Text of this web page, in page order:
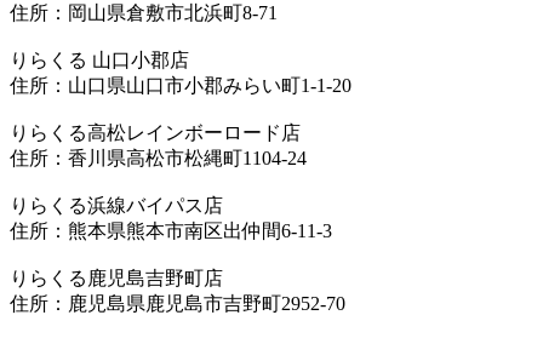
住所：岡山県倉敷市北浜町8-71
りらくる 山口小郡店
住所：山口県山口市小郡みらい町1-1-20
りらくる高松レインボーロード店
住所：香川県高松市松縄町1104-24
りらくる浜線バイパス店
住所：熊本県熊本市南区出仲間6-11-3
りらくる鹿児島吉野町店
住所：鹿児島県鹿児島市吉野町2952-70